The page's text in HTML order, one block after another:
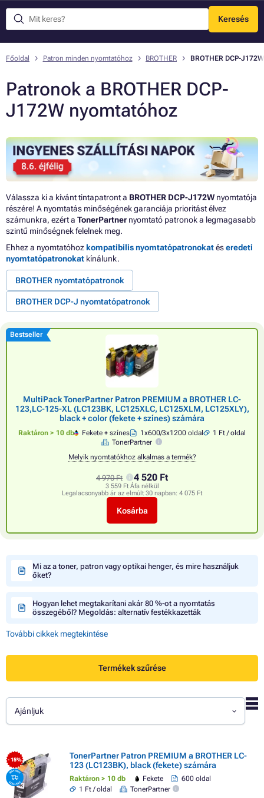
Keresés
Menü
Főoldal Patron minden nyomtatóhoz BROTHER BROTHER DCP-J172W
Patronok a BROTHER DCP-
J172W nyomtatóhoz
Válassza ki a kívánt tintapatront a BROTHER DCP-J172W nyomtatója
részére! A nyomtatás minőségének garanciája prioritást élvez
számunkra, ezért a TonerPartner nyomtató patronok a legmagasabb
szintű minőségnek felelnek meg.
Ehhez a nyomtatóhoz kompatibilis nyomtatópatronokatéseredeti
nyomtatópatronokat kínálunk.
BROTHER nyomtatópatronok
BROTHER DCP-J nyomtatópatronok
Bestseller
MultiPack TonerPartner Patron PREMIUM a BROTHER LC-
123,LC-125-XL (LC123BK, LC125XLC, LC125XLM, LC125XLY),
black + color (fekete + színes) számára
Raktáron > 10 db Fekete + színes 1x600/3x1200 oldal
1 Ft / oldal
TonerPartner
Melyik nyomtatókhoz alkalmas a termék?
4 970 Ft 4 520 Ft
3 559 Ft Áfa nélkül
Legalacsonyabb ár az elmúlt 30 napban: 4 075 Ft
Kosárba
Mi az a toner, patron vagy optikai henger, és mire használjuk
őket?
Hogyan lehet megtakarítani akár 80 %-ot a nyomtatás
összegéből? Megoldás: alternatív festékkazetták
További cikkek megtekintése
Termékek szűrése
Ajánljuk
- 15%
TonerPartner Patron PREMIUM a BROTHER LC-
123 (LC123BK), black (fekete) számára
Raktáron > 10 db Fekete
600 oldal
1 Ft / oldal
TonerPartner